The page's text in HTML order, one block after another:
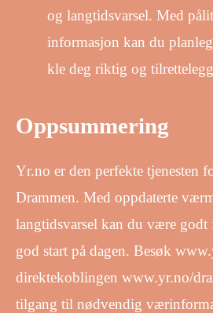
og langtidsvarsel. Med
informasjon kan du
kle deg riktig og
Oppsummering
Yr.no er den perfekte tjenesten
Drammen. Med oppdaterte
langtidsvarsel kan du være godt
god start på dagen. Besøk
direktekoblingen www.yr.no/
tilgang til nødvendig